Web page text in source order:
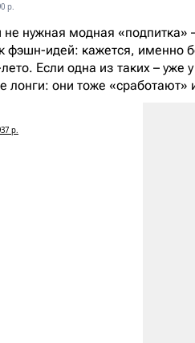
р.
не нужная модная
фэшн-идей: кажется, именно
Если одна из таких –
они тоже «сработают»
р.